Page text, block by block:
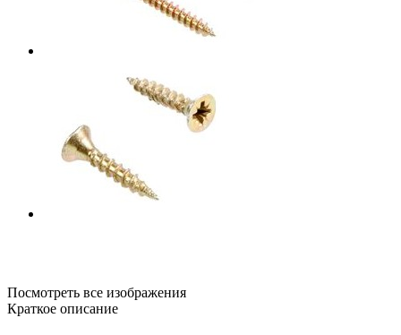
Посмотреть все изображения
Краткое описание